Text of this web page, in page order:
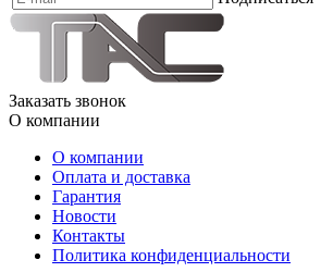
Заказать звонок
О компании
О компании
Оплата и доставка
Гарантия
Новости
Контакты
Политика конфиденциальности